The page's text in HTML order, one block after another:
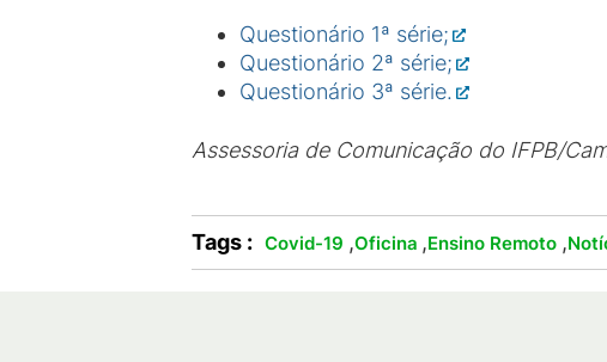
Questionário 1ª série;
Questionário 2ª série;
Questionário 3ª série.
Assessoria de Comunicação do IFPB/
Tags : Covid-19 ,Oficina ,Ensino Remoto ,